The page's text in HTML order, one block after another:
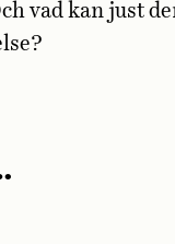
vad kan just